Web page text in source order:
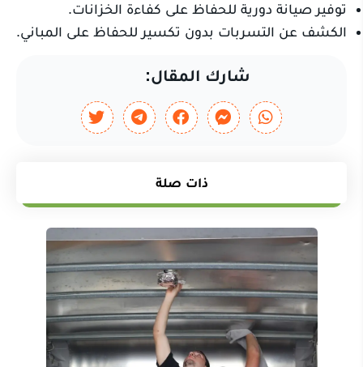
توفير صيانة دورية للحفاظ على كفاءة الخزانات.
الكشف عن التسربات بدون تكسير للحفاظ على المباني.
شارك المقال:
ذات صلة